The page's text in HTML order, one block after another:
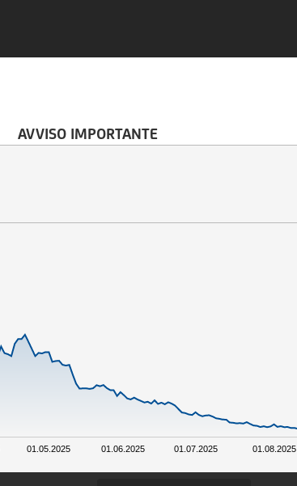
AVVISO IMPORTANTE
01.05.2025 01.06.2025 01.07.2025 01.08.2025